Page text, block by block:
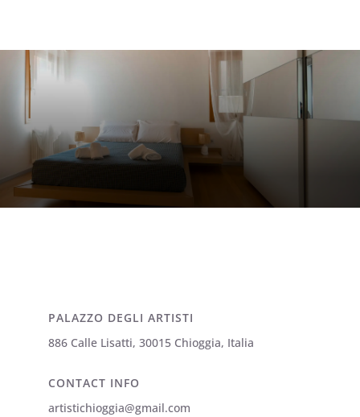
PALAZZO DEGLI ARTISTI
886 Calle Lisatti, 30015 Chioggia, Italia
CONTACT INFO
artistichioggia@gmail.com